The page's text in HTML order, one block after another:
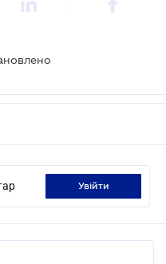
увійти